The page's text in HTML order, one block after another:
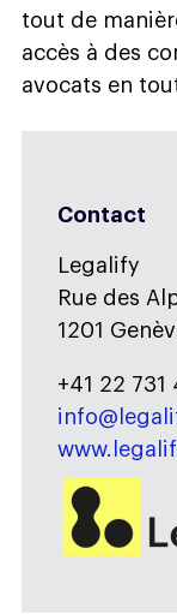
tout de
accès à des
avocats en
Contact
Legalify
Rue des
1201
+41 22 731